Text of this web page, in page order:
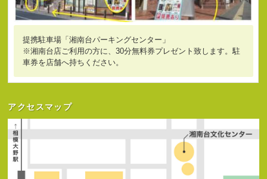
提携駐車場「湘南台パーキングセンター」
※湘南台店ご利用の方に、30分無料券プレゼント致します。駐
車券を店舗へ持ちください。
アクセスマップ